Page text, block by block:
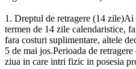
1. Dreptul de retragere (14
termen de 14 zile calendaristice,
fara costuri suplimentare, altele
5 de mai jos.Perioada de
ziua in care intri fizic in posesia